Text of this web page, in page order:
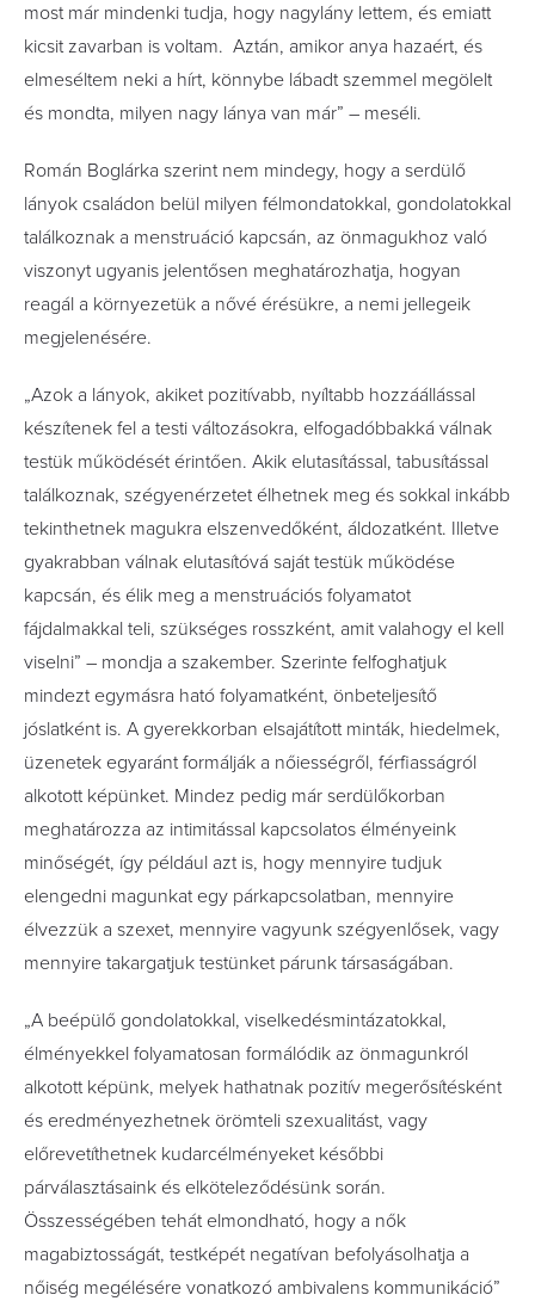
most már mindenki tudja, hogy nagylány lettem, és emiatt
kicsit zavarban is voltam. Aztán, amikor anya hazaért, és
elmeséltem neki a hírt, könnybe lábadt szemmel megölelt
és mondta, milyen nagy lánya van már” – meséli.
Román Boglárka szerint nem mindegy, hogy a serdülő
lányok családon belül milyen félmondatokkal, gondolatokkal
találkoznak a menstruáció kapcsán, az önmagukhoz való
viszonyt ugyanis jelentősen meghatározhatja, hogyan
reagál a környezetük a nővé érésükre, a nemi jellegeik
megjelenésére.
„Azok a lányok, akiket pozitívabb, nyíltabb hozzáállással
készítenek fel a testi változásokra, elfogadóbbakká válnak
testük működését érintően. Akik elutasítással, tabusítással
találkoznak, szégyenérzetet élhetnek meg és sokkal inkább
tekinthetnek magukra elszenvedőként, áldozatként. Illetve
gyakrabban válnak elutasítóvá saját testük működése
kapcsán, és élik meg a menstruációs folyamatot
fájdalmakkal teli, szükséges rosszként, amit valahogy el kell
viselni” – mondja a szakember. Szerinte felfoghatjuk
mindezt egymásra ható folyamatként, önbeteljesítő
jóslatként is. A gyerekkorban elsajátított minták, hiedelmek,
üzenetek egyaránt formálják a nőiességről, férfiasságról
alkotott képünket. Mindez pedig már serdülőkorban
meghatározza az intimitással kapcsolatos élményeink
minőségét, így például azt is, hogy mennyire tudjuk
elengedni magunkat egy párkapcsolatban, mennyire
élvezzük a szexet, mennyire vagyunk szégyenlősek, vagy
mennyire takargatjuk testünket párunk társaságában.
„A beépülő gondolatokkal, viselkedésmintázatokkal,
élményekkel folyamatosan formálódik az önmagunkról
alkotott képünk, melyek hathatnak pozitív megerősítésként
és eredményezhetnek örömteli szexualitást, vagy
előrevetíthetnek kudarcélményeket későbbi
párválasztásaink és elköteleződésünk során.
Összességében tehát elmondható, hogy a nők
magabiztosságát, testképét negatívan befolyásolhatja a
nőiség megélésére vonatkozó ambivalens kommunikáció”